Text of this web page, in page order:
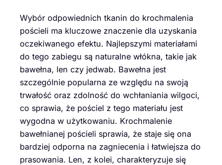
Wybór odpowiednich tkanin do krochmalenia
pościeli ma kluczowe znaczenie dla uzyskania
oczekiwanego efektu. Najlepszymi materiałami
do tego zabiegu są naturalne włókna, takie jak
bawełna, len czy jedwab. Bawełna jest
szczególnie popularna ze względu na swoją
trwałość oraz zdolność do wchłaniania wilgoci,
co sprawia, że pościel z tego materiału jest
wygodna w użytkowaniu. Krochmalenie
bawełnianej pościeli sprawia, że staje się ona
bardziej odporna na zagniecenia i łatwiejsza do
prasowania. Len, z kolei, charakteryzuje się